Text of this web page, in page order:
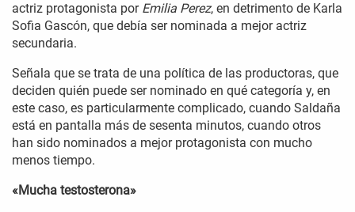
actriz protagonista por Emilia Perez, en detrimento de Karla
Sofia Gascón, que debía ser nominada a mejor actriz
secundaria.
Señala que se trata de una política de las productoras, que
deciden quién puede ser nominado en qué categoría y, en
este caso, es particularmente complicado, cuando Saldaña
está en pantalla más de sesenta minutos, cuando otros
han sido nominados a mejor protagonista con mucho
menos tiempo.
«Mucha testosterona»